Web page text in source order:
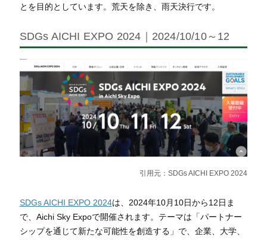
とを目的としています。荒天を除き、雨天決行です。
SDGs AICHI EXPO 2024｜2024/10/10～12
引用元：SDGs AICHI EXPO 2024
SDGs AICHI EXPO 2024は、2024年10月10日から12日ま
で、Aichi Sky Expoで開催されます。テーマは「パートナー
シップを通じて新たな可能性を創造する」で、企業、大学、